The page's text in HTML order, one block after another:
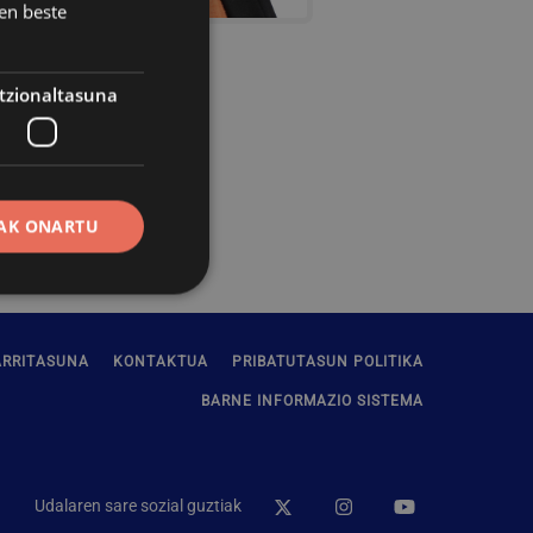
KONTAKTUA PRIBATUTASUN POLITIKA
BARNE INFORMAZIO SISTEMA
Udalaren sare sozial guztiak
beste
ONARTU
erabiltzen du
gogoratzeko.